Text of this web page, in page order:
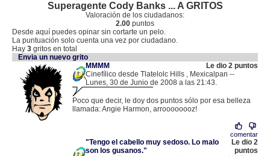
Superagente Cody Banks ... A GRITOS
Valoración de los ciudadanos:
2.00 puntos
Desde aquí puedes opinar sin cortarte un pelo.
La puntuación solo cuenta una vez por ciudadano.
Hay 3 gritos en total
Envia un nuevo grito
MMMM
Le dio 2 puntos
Cinefílico desde Tlatelolc Hills , Mexicalpan --
Lunes, 30 de Junio de 2008 a las 21:43.
Poco que decir, le doy dos puntos sólo por esa belleza
llamada: Angie Harmon, arroooooooz!
comentar
"Tengo el cabello muy sedoso. Lo malo
son los gusanos."
Le dio 2
puntos